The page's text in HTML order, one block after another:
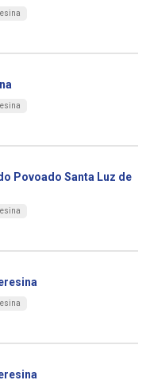
Povoado Santa Luz de